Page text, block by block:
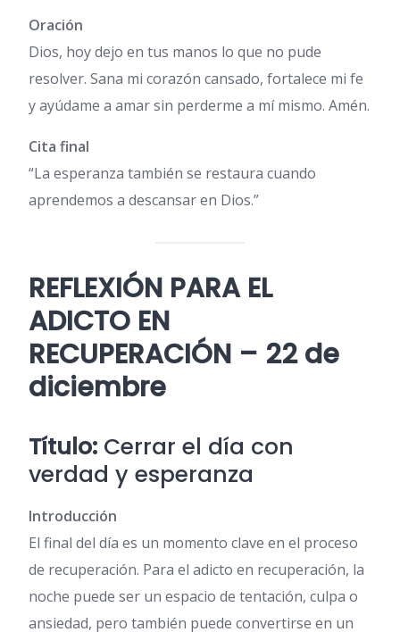
Oración
Dios, hoy dejo en tus manos lo que no pude
resolver. Sana mi corazón cansado, fortalece mi fe
y ayúdame a amar sin perderme a mí mismo. Amén.
Cita final
“La esperanza también se restaura cuando
aprendemos a descansar en Dios.”
REFLEXIÓN PARA EL
ADICTO EN
RECUPERACIÓN – 22 de
diciembre
Título: Cerrar el día con
verdad y esperanza
Introducción
El final del día es un momento clave en el proceso
de recuperación. Para el adicto en recuperación, la
noche puede ser un espacio de tentación, culpa o
ansiedad, pero también puede convertirse en un